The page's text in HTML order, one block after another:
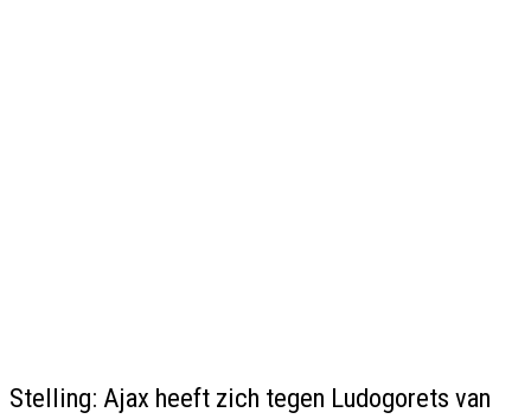
Stelling: Ajax heeft zich tegen Ludogorets van